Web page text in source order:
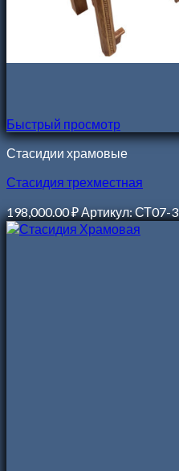
Быстрый просмотр
Стасидии храмовые
Стасидия трехместная
198,000.00₽Артикул: СТ07-3